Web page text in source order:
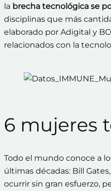
la brecha tecnológica se
disciplinas que más
elaborado por Adigital y
relacionados con la
6 mujeres
Todo el mundo conoce a
últimas décadas: Bill
ocurrir sin gran esfuerzo,